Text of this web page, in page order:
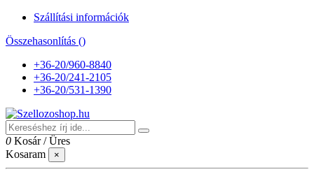
Szállítási információk
Összehasonlítás ()
+36-20/960-8840
+36-20/241-2105
+36-20/531-1390
0 Kosár /Üres
Kosaram
×